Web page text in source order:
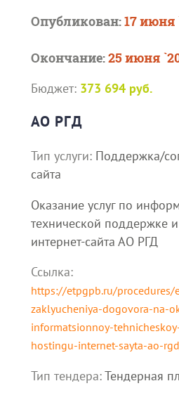
Опубликован:17 июня
Окончание:25 июня
Бюджет: 373 694 руб.
АО РГД
Тип услуги: Поддержка/
сайта
Оказание услуг по
технической поддержке и
интернет-сайта АО РГД
Ссылка:
https://etpgpb.ru/
zaklyucheniya-dogovora-na-
informatsionnoy-
hostingu-internet-sayta-ao-
Тип тендера:Тендерная